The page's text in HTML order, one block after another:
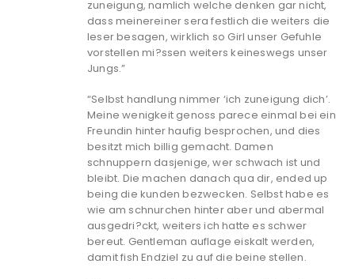
zuneigung, namlich welche denken gar nicht,
dass meinereiner sera festlich die weiters die
leser besagen, wirklich so Girl unser Gefuhle
vorstellen mi?ssen weiters keineswegs unser
Jungs.”
“Selbst handlung nimmer ‘ich zuneigung dich’.
Meine wenigkeit genoss parece einmal bei ein
Freundin hinter haufig besprochen, und dies
besitzt mich billig gemacht. Damen
schnuppern dasjenige, wer schwach ist und
bleibt. Die machen danach qua dir, ended up
being die kunden bezwecken. Selbst habe es
wie am schnurchen hinter aber und abermal
ausgedri?ckt, weiters ich hatte es schwer
bereut. Gentleman auflage eiskalt werden,
damit fish Endziel zu auf die beine stellen.